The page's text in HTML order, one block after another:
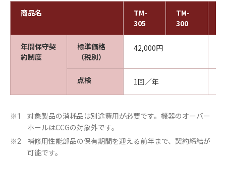
商品名
TM-
305
TM-
300
年間保守契
約制度
標準価格
（税別）
42,000円
点検 1回／年
※1
対象製品の消耗品は別途費用が必要です。機器のオーバー
ホールはCCGの対象外です。
※2
補修用性能部品の保有期間を迎える前年まで、契約締結が
可能です。